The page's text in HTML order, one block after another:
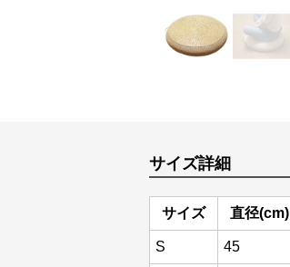
サイズ詳細
サイズ 直径(cm)
S 45